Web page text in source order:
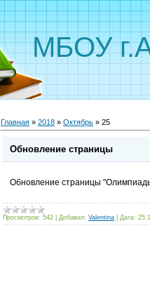
МБОУ
Главная » 2018 » Октябрь » 25
Обновление страницы
Обновление страницы
Просмотров: 542 Добавил: Valentina Дата: